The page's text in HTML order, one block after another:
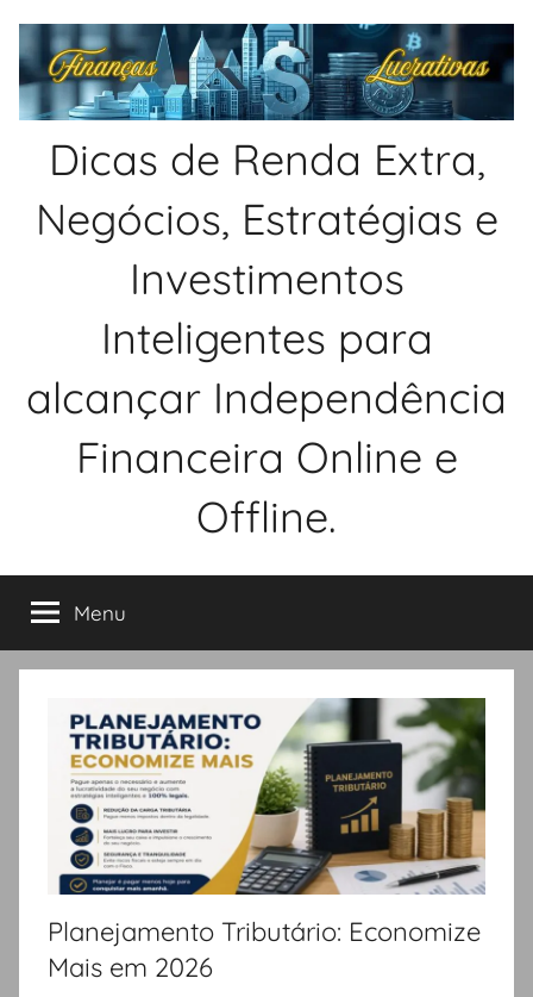
para
conteúdo
Dicas de Renda Extra,
Negócios, Estratégias e
Investimentos
Inteligentes para
alcançar Independência
Financeira Online e
Offline.
Menu
Planejamento Tributário: Economize
Mais em 2026